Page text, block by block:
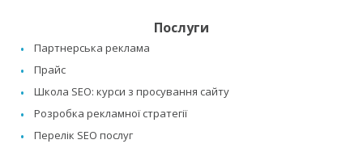
Послуги
Партнерська реклама
Прайс
Школа SEO: курси з просування сайту
Розробка рекламної стратегії
Перелік SEO послуг